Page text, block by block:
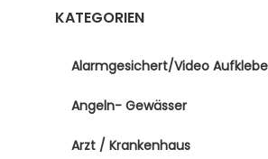
KATEGORIEN
Alarmgesichert/Video
Angeln- Gewässer
Arzt / Krankenhaus